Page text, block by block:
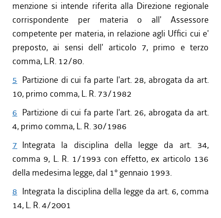
menzione si intende riferita alla Direzione regionale
corrispondente per materia o all' Assessore
competente per materia, in relazione agli Uffici cui e'
preposto, ai sensi dell' articolo 7, primo e terzo
comma, L.R. 12/80.
5 Partizione di cui fa parte l'art. 28, abrogata da art.
10, primo comma, L. R. 73/1982
6 Partizione di cui fa parte l'art. 26, abrogata da art.
4, primo comma, L. R. 30/1986
7 Integrata la disciplina della legge da art. 34,
comma 9, L. R. 1/1993 con effetto, ex articolo 136
della medesima legge, dal 1° gennaio 1993.
8 Integrata la disciplina della legge da art. 6, comma
14, L. R. 4/2001